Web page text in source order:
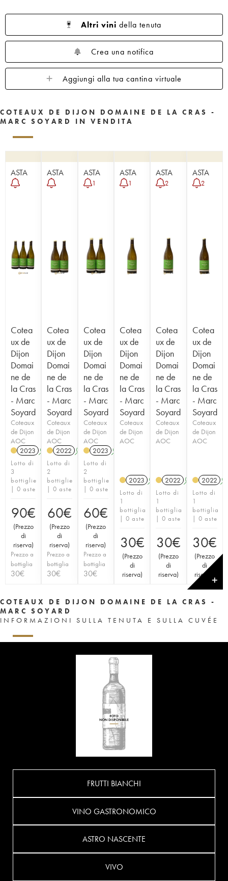
Altri vini della tenuta
Crea una notifica
Aggiungi alla tua cantina virtuale
COTEAUX DE DIJON DOMAINE DE LA CRAS -
MARC SOYARD IN VENDITA
ASTA
Cotea
ux de
Dijon
Domai
ne de
la Cras
- Marc
Soyard
Coteaux
de Dijon
AOC
2023 AK
Lotto di
3
bottiglie
| 0 aste
90€
(Prezzo
di
riserva)
Prezzo a
bottiglia
30€
ASTA
Cotea
ux de
Dijon
Domai
ne de
la Cras
- Marc
Soyard
Coteaux
de Dijon
AOC
2022 AK
Lotto di
2
bottiglie
| 0 aste
60€
(Prezzo
di
riserva)
Prezzo a
bottiglia
30€
ASTA
1
Cotea
ux de
Dijon
Domai
ne de
la Cras
- Marc
Soyard
Coteaux
de Dijon
AOC
2023 A
Lotto di
2
bottiglie
| 0 aste
60€
(Prezzo
di
riserva)
Prezzo a
bottiglia
30€
ASTA
1
Cotea
ux de
Dijon
Domai
ne de
la Cras
- Marc
Soyard
Coteaux
de Dijon
AOC
2023 AK
Lotto di
1
bottiglia
| 0 aste
30€
(Prezzo
di
riserva)
ASTA
2
Cotea
ux de
Dijon
Domai
ne de
la Cras
- Marc
Soyard
Coteaux
de Dijon
AOC
2022 AK
Lotto di
1
bottiglia
| 0 aste
30€
(Prezzo
di
riserva)
ASTA
2
Cotea
ux de
Dijon
Domai
ne de
la Cras
- Marc
Soyard
Coteaux
de Dijon
AOC
2022
Lotto di
1
bottiglia
| 0 aste
30€
(Prezzo
di
riserva
✕
COTEAUX DE DIJON DOMAINE DE LA CRAS -
MARC SOYARD
INFORMAZIONI SULLA TENUTA E SULLA CUVÉE
FRUTTI BIANCHI
VINO GASTRONOMICO
ASTRO NASCENTE
VIVO